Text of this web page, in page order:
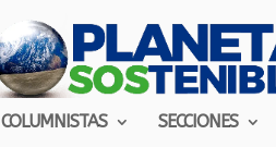
COLUMNISTAS SECCIONES